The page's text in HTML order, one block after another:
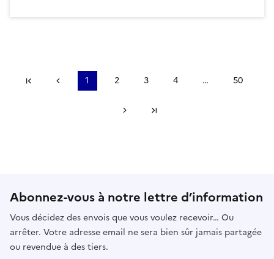
Première page
Précédent
1 2 3 4 … 50
Suivant
Abonnez-vous à notre lettre d’information
Vous décidez des envois que vous voulez recevoir… Ou
arrêter. Votre adresse email ne sera bien sûr jamais partagée
ou revendue à des tiers.